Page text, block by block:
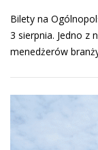
Bilety na
3 sierpnia. Jedno z
menedżerów